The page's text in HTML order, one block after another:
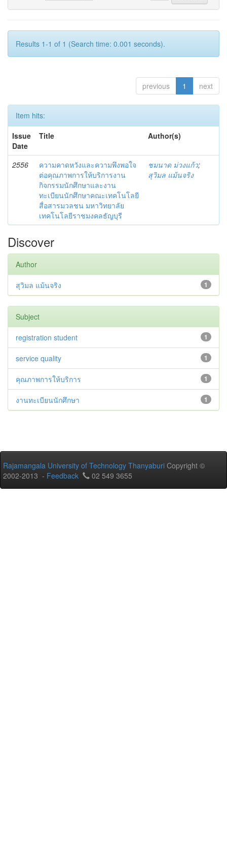
Results 1-1 of 1 (Search time: 0.001 seconds).
previous 1 next
Item hits:
Issue
Date
Title Author(s)
2556
ความคาดหวังและความพึงพอใจ
ต่อคุณภาพการให้บริการงาน
กิจกรรมนักศึกษาและงาน
ทะเบียนนักศึกษาคณะเทคโนโลยี
สื่อสารมวลชน มหาวิทยาลัย
เทคโนโลยีราชมงคลธัญบุรี
ชมนาด ม่วงแก้ว;
สุวิมล แม้นจริง
Discover
Author
1
สุวิมล แม้นจริง
Subject
1
registration student
1
service quality
1
คุณภาพการให้บริการ
1
งานทะเบียนนักศึกษา
Rajamangala University of Technology Thanyaburi Copyright ©
2002-2013 - Feedback 02 549 3655